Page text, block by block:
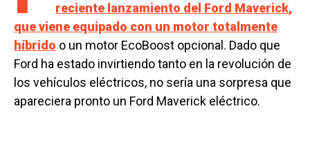
reciente lanzamiento del Ford Maverick,
que viene equipado con un motor totalmente
híbrido o un motor EcoBoost opcional. Dado que
Ford ha estado invirtiendo tanto en la revolución de
los vehículos eléctricos, no sería una sorpresa que
apareciera pronto un Ford Maverick eléctrico.